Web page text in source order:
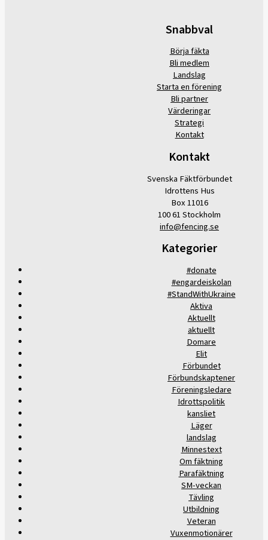
Snabbval
Börja fäkta
Bli medlem
Landslag
Starta en förening
Bli partner
Värderingar
Strategi
Kontakt
Kontakt
Svenska Fäktförbundet
Idrottens Hus
Box 11016
100 61 Stockholm
info@fencing.se
Kategorier
#donate
#engardeiskolan
#StandWithUkraine
Aktiva
Aktuellt
aktuellt
Domare
Elit
Förbundet
Förbundskaptener
Föreningsledare
Idrottspolitik
kansliet
Läger
landslag
Minnestext
Om fäktning
Parafäktning
SM-veckan
Tävling
Utbildning
Veteran
Vuxenmotionärer